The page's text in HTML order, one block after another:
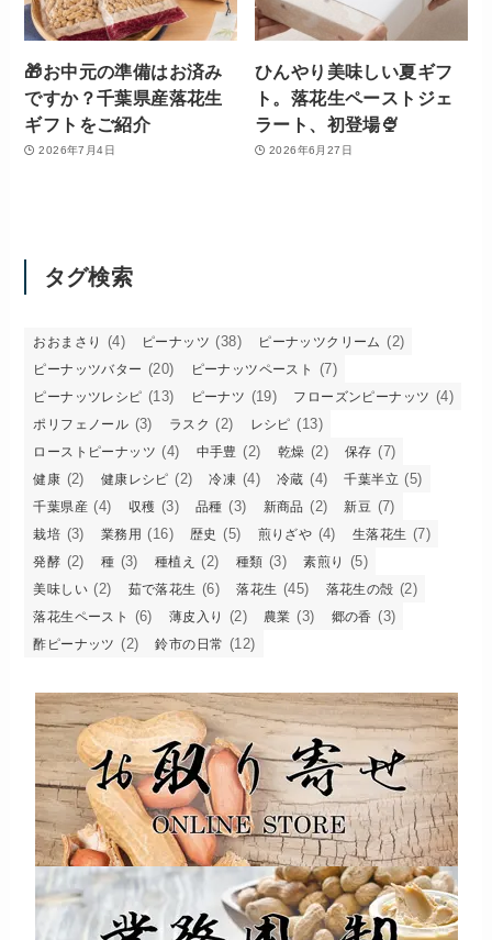
🎁お中元の準備はお済み
ですか？千葉県産落花生
ギフトをご紹介
2026年7月4日
ひんやり美味しい夏ギフ
ト。落花生ペーストジェ
ラート、初登場🍨
2026年6月27日
タグ検索
おおまさり (4) ピーナッツ (38) ピーナッツクリーム (2)
ピーナッツバター (20) ピーナッツペースト (7)
ピーナッツレシピ (13) ピーナツ (19) フローズンピーナッツ (4)
ポリフェノール (3) ラスク (2) レシピ (13)
ローストピーナッツ (4) 中手豊 (2) 乾燥 (2) 保存 (7)
健康 (2) 健康レシピ (2) 冷凍 (4) 冷蔵 (4) 千葉半立 (5)
千葉県産 (4) 収穫 (3) 品種 (3) 新商品 (2) 新豆 (7)
栽培 (3) 業務用 (16) 歴史 (5) 煎りざや (4) 生落花生 (7)
発酵 (2) 種 (3) 種植え (2) 種類 (3) 素煎り (5)
美味しい (2) 茹で落花生 (6) 落花生 (45) 落花生の殻 (2)
落花生ペースト (6) 薄皮入り (2) 農業 (3) 郷の香 (3)
酢ピーナッツ (2) 鈴市の日常 (12)